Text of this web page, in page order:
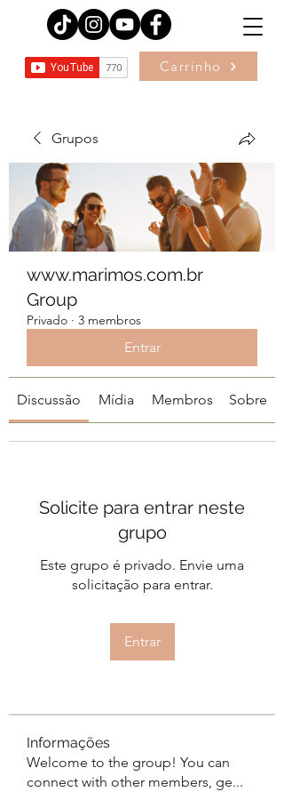
Carrinho
Grupos
www.marimos.com.br
Group
Privado · 3 membros
Entrar
Discussão Mídia Membros Sobre
Solicite para entrar neste
grupo
Este grupo é privado. Envie uma
solicitação para entrar.
Entrar
Informações
Welcome to the group! You can
connect with other members, ge...